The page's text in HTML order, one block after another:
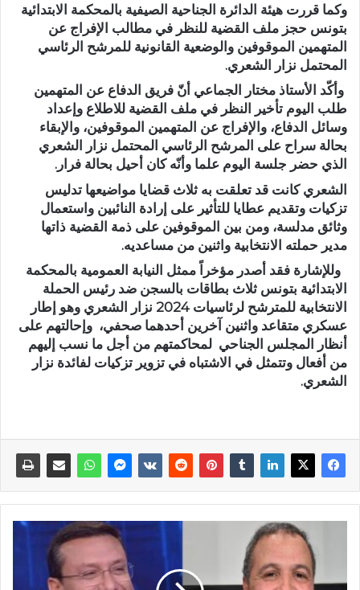
وكما قررت هيئة الدائرة الجناحية الصيفية بالمحكمة الابتدائية
بتونس حجز ملف القضية للنظر في مطالب الإفراج عن
المتهمين الموقوفين والوضعية القانونية للمرشح الرئاسي
المحتمل نزار الشعري.
وأكّد الأستاذ مختار الجماعي أنّ فريق الدفاع عن المتهمين
طلب اليوم تأخير النظر في ملف القضية للاطلاع وإعداد
وسائل الدفاع، والإفراج عن المتهمين الموقوفين، والإبقاء
بحالة سراح على المرشح الرئاسي المحتمل نزار الشعري
الذي حضر جلسة اليوم علما وأنّه كان أحيل بحالة فرار.
الشعري كانت قد تعلقت به ثلاث قضايا مواضيعها تدليس
تزكيات وتقديم عطايا للتأثير على إرادة النائبين واستعمال
وثائق مدلسة، ومن بين الموقوفين على ذمة القضية ذاتها
مدير حملته الانتخابية واثنين من مساعديه.
وللإشارة فقد أصدر مؤخراً ممثل النيابة العمومية بالمحكمة
الابتدائية بتونس ثلاث بطاقات بالسجن ضد رئيس الحملة
الانتخابية للمترشح لرئاسيات 2024 نزار الشعري وهو إطار
عسكري متقاعد واثنين آخرين أحدهما صحفي، وإحالتهم على
أنظار المجلس الجناحي لمحاكمتهم من أجل ما نسب إليهم
من أفعال وتتمثل في الاشتباه في تزوير تزكيات لفائدة نزار
الشعري.